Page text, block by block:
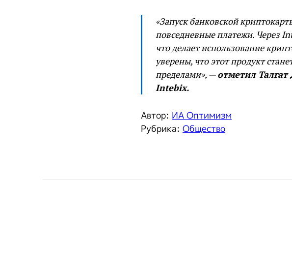
«Запуск банковской
повседневные платежи. Через
что делает использование
уверены, что этот продукт
пределами», —отметил
Intebix.
Автор: ИА Оптимизм
Рубрика: Общество